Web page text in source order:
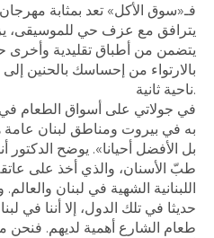
فـ«سوق الأكل» تعد بمثابة
يترافق مع عزف حي للموسيقى،
يتضمن من أطباق تقليدية وأخرى
بالارتواء من إحساسك بالحنين
ناحية ثانية.
به في بيروت ومناطق لبنان
بل الأفضل أحيانا». يوضح
طبّ الأسنان، والذي أخذ على
اللبنانية الشهية في لبنان
حديثا في تلك الدول، إلا أننا في
طعام الشارع أهمية لديهم. فنحن